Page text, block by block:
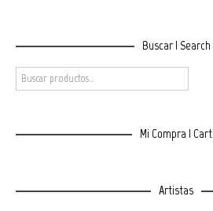
Buscar | Search
Mi Compra | Cart
Artistas